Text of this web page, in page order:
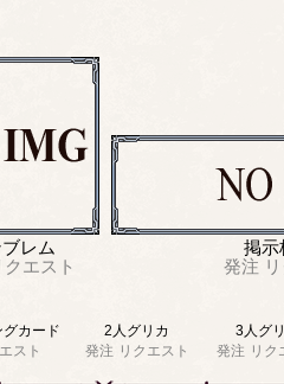
レム
クエスト
掲示
発注
カード
スト
2人グリカ
発注 リクエスト
3人グ
発注 リク